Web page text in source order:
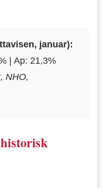
januar):
| Ap: 21,3%
NHO,